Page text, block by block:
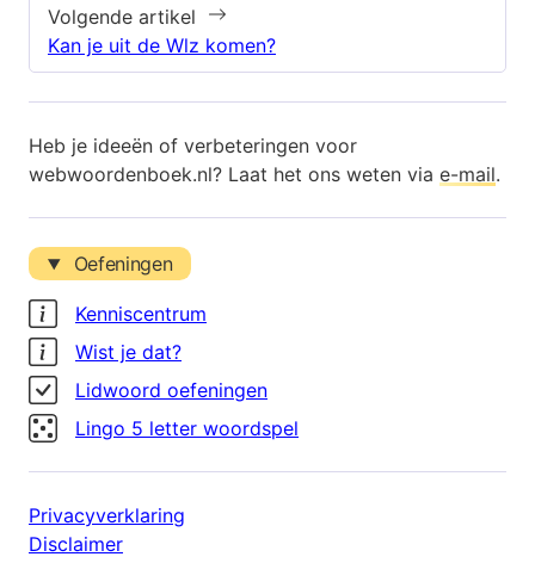
Volgende artikel
Kan je uit de Wlz komen?
Heb je ideeën of verbeteringen voor
webwoordenboek.nl? Laat het ons weten via e-mail.
Oefeningen
Kenniscentrum
Wist je dat?
Lidwoord oefeningen
Lingo 5 letter woordspel
Privacyverklaring
Disclaimer